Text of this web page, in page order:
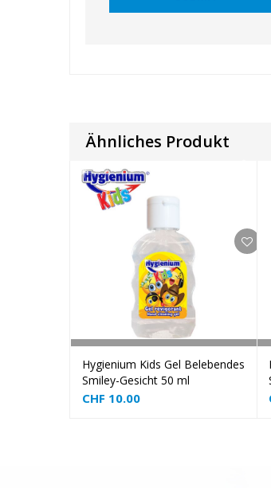
Ähnliches Produkt
Add to cart
Hygienium Kids Gel Belebendes
Smiley-Gesicht 50 ml
CHF 10.00